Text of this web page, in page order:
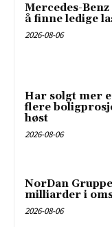
Mercedes-
å finne ledige
2026-08-06
Har solgt mer
flere
høst
2026-08-06
NorDan
milliarder i
2026-08-06